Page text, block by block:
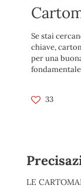
Se stai
chiave,
per una
33
LE